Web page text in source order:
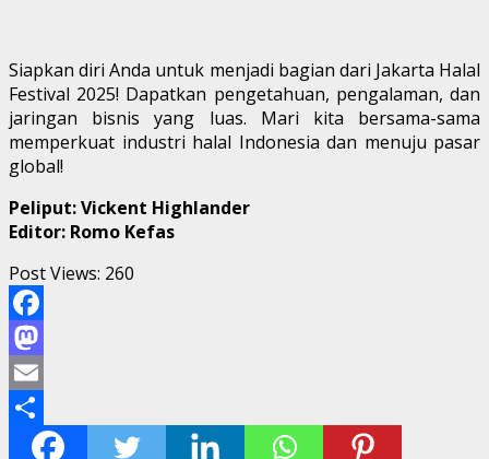
Siapkan diri Anda untuk menjadi bagian dari Jakarta Halal
Festival 2025! Dapatkan pengetahuan, pengalaman, dan
jaringan bisnis yang luas. Mari kita bersama-sama
memperkuat industri halal Indonesia dan menuju pasar
global!
Peliput: Vickent Highlander
Editor: Romo Kefas
Post Views: 260
Facebook
Mastodon
Email
Share